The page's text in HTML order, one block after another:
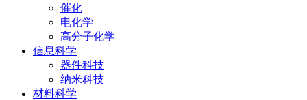
催化
电化学
高分子化学
信息科学
器件科技
纳米科技
材料科学